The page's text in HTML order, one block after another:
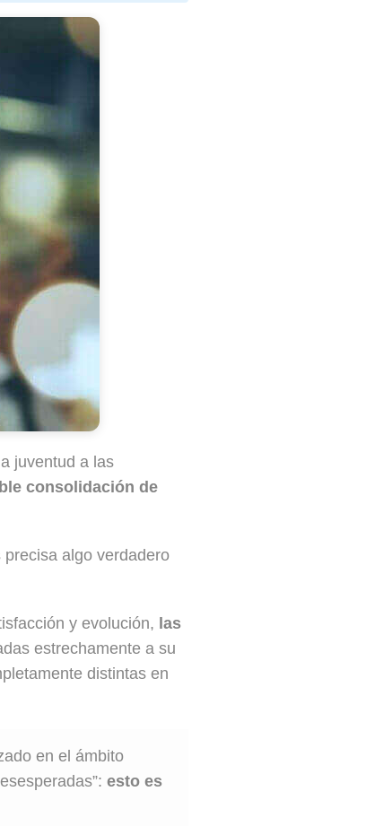
juventud a las
consolidación de
algo verdadero
y evolución, las
estrechamente a su
distintas en
en el ámbito
esto es